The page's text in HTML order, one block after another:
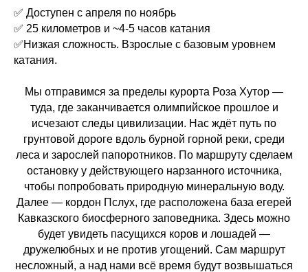
✅ Доступен с апреля по ноябрь
✅ 25 километров и ~4-5 часов катания
✅Низкая сложность. Взрослые с базовым уровнем
катания.
Мы отправимся за пределы курорта Роза Хутор —
туда, где заканчивается олимпийское прошлое и
исчезают следы цивилизации. Нас ждёт путь по
грунтовой дороге вдоль бурной горной реки, среди
леса и зарослей папоротников. По маршруту сделаем
остановку у действующего нарзанного источника,
чтобы попробовать природную минеральную воду.
Далее — кордон Пслух, где расположена база егерей
Кавказского биосферного заповедника. Здесь можно
будет увидеть пасущихся коров и лошадей —
дружелюбных и не против угощений. Сам маршрут
несложный, а над нами всё время будут возвышаться